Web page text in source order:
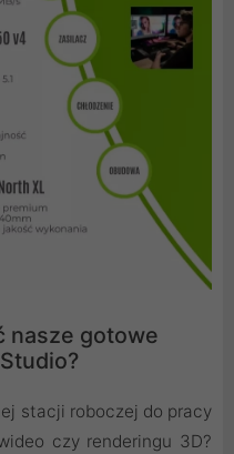
nasze gotowe
stacji roboczej do pracy
czy renderingu 3D?